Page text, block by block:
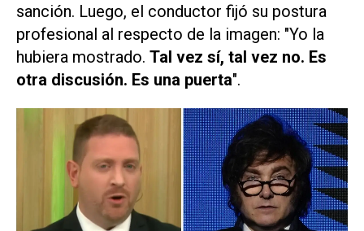
sanción. Luego, el conductor fijó su postura
profesional al respecto de la imagen: "Yo la
hubiera mostrado. Tal vez sí, tal vez no. Es
otra discusión. Es una puerta".